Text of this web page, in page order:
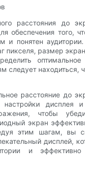
расстояния до
обеспечения того,
и понятен
пикселя, размер
оптимальное
следует находиться,
расстояние до
настройки дисплея и
чтобы
экран
этим шагам, вы
дисплей,
и